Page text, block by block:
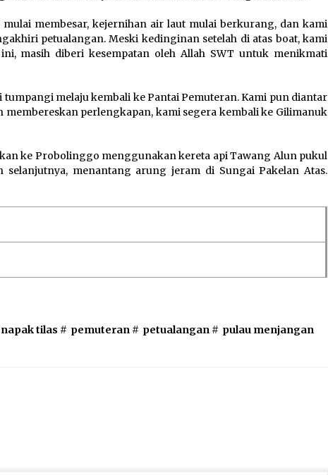
membesar, kejernihan air laut mulai berkurang, dan kami
petualangan. Meski kedinginan setelah di atas boat, kami
masih diberi kesempatan oleh Allah SWT untuk menikmati
melaju kembali ke Pantai Pemuteran. Kami pun diantar
membereskan perlengkapan, kami segera kembali ke Gilimanuk
ke Probolinggo menggunakan kereta api Tawang Alun pukul
selanjutnya, menantang arung jeram di Sungai Pakelan Atas.
napak tilas # pemuteran # petualangan # pulau menjangan